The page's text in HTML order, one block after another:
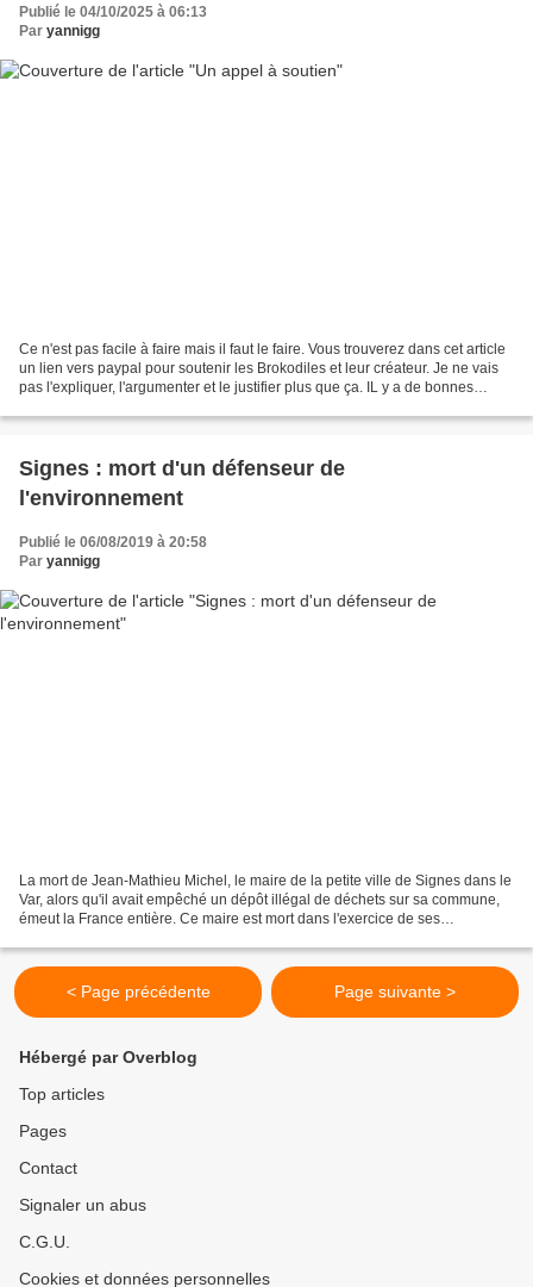
Publié le 04/10/2025 à 06:13
Par yannigg
Ce n'est pas facile à faire mais il faut le faire. Vous trouverez dans cet article
un lien vers paypal pour soutenir les Brokodiles et leur créateur. Je ne vais
pas l'expliquer, l'argumenter et le justifier plus que ça. IL y a de bonnes
Signes : mort d'un défenseur de
l'environnement
Publié le 06/08/2019 à 20:58
Par yannigg
La mort de Jean-Mathieu Michel, le maire de la petite ville de Signes dans le
Var, alors qu'il avait empêché un dépôt illégal de déchets sur sa commune,
émeut la France entière. Ce maire est mort dans l'exercice de ses
< Page précédente Page suivante >
Hébergé par Overblog
Top articles
Pages
Contact
Signaler un abus
C.G.U.
Cookies et données personnelles